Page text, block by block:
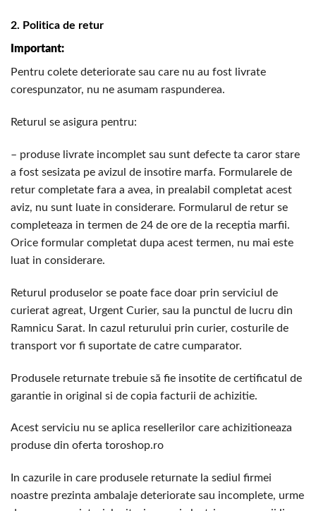
2. Politica de retur
Important:
Pentru colete deteriorate sau care nu au fost livrate
corespunzator, nu ne asumam raspunderea.
Returul se asigura pentru:
– produse livrate incomplet sau sunt defecte ta caror stare
a fost sesizata pe avizul de insotire marfa. Formularele de
retur completate fara a avea, in prealabil completat acest
aviz, nu sunt luate in considerare. Formularul de retur se
completeaza in termen de 24 de ore de la receptia marfii.
Orice formular completat dupa acest termen, nu mai este
luat in considerare.
Returul produselor se poate face doar prin serviciul de
curierat agreat, Urgent Curier, sau la punctul de lucru din
Ramnicu Sarat. In cazul returului prin curier, costurile de
transport vor fi suportate de catre cumparator.
Produsele returnate trebuie să fie insotite de certificatul de
garantie in original si de copia facturii de achizitie.
Acest serviciu nu se aplica resellerilor care achizitioneaza
produse din oferta toroshop.ro
In cazurile in care produsele returnate la sediul firmei
noastre prezinta ambalaje deteriorate sau incomplete, urme